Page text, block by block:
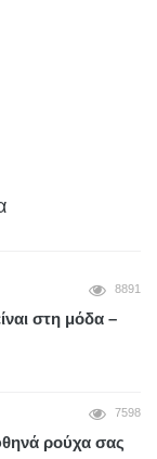
8891
στη μόδα –
7598
ρούχα σας